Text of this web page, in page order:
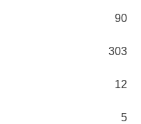
90
303
12
5